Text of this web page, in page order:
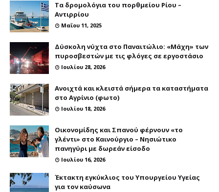
Τα δρομολόγια του πορθμείου Ρίου –
Αντιρρίου
Μαΐου 11, 2025
Δύσκολη νύχτα στο Παναιτώλιο: «Μάχη» των
πυροσβεστών με τις φλόγες σε εργοστάσιο
Ιουλίου 28, 2026
Ανοιχτά και κλειστά σήμερα τα καταστήματα
στο Αγρίνιο (φωτο)
Ιουλίου 18, 2026
Οικονομίδης και Σπανού φέρνουν «το
γλέντι» στο Καινούργιο – Νησιώτικο
πανηγύρι με δωρεάν είσοδο
Ιουλίου 16, 2026
Έκτακτη εγκύκλιος του Υπουργείου Υγείας
για τον καύσωνα